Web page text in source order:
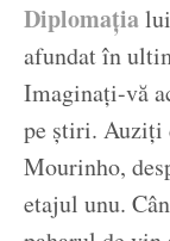
Diplomația
afundat în
Imaginați-vă
pe știri. Auziți
Mourinho,
etajul unu.